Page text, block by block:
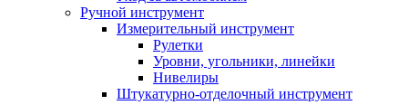
Ручной инструмент
Измерительный инструмент
Рулетки
Уровни, угольники, линейки
Нивелиры
Штукатурно-отделочный инструмент